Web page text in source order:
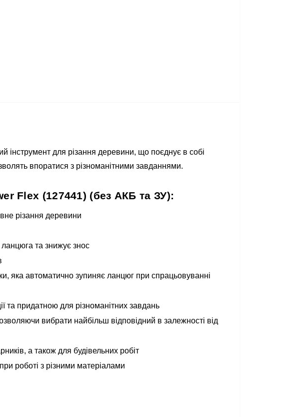
інструмент для різання деревини, що поєднує в собі
впоратися з різноманітними завданнями.
Flex (127441) (без АКБ та ЗУ):
різання деревини
та знижує знос
яка автоматично зупиняє ланцюг при спрацьовуванні
та придатною для різноманітних завдань
вибрати найбільш відповідний в залежності від
а також для будівельних робіт
роботі з різними матеріалами